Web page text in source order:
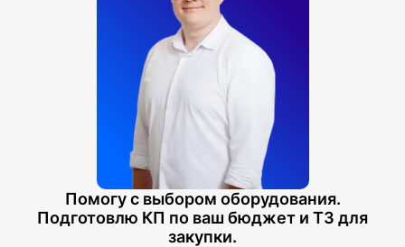
Помогу с выбором оборудования.
Подготовлю КП по ваш бюджет и ТЗ для
закупки.